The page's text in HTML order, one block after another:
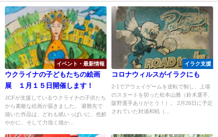
イベント・最新情報
ウクライナの子どもたちの絵画
展 １月１５日開催します！
JCFが支援しているウクライナの子供たち
から素敵な絵画が届きました。 避難先で
描いた作品は、どれも紙いっぱいに、色鮮
やかに、そして力強く描か...
イラク支援
コロナウィルスがイラクにも
2-1でアウェイゲームを逆転で制し、上場
のスタートを切った松本山雅（鈴木選手、
阪野選手ありがとう！）。 2月26日に予定
されていた対浦和戦（...